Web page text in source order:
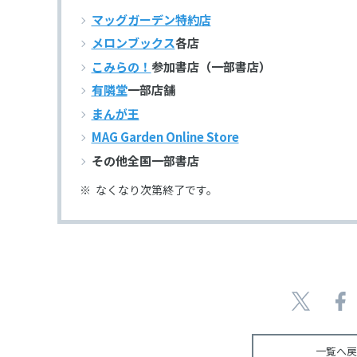
マッグガーデン特約店
メロンブックス各店
こみらの！ 参加書店（一部書店）
有隣堂一部店舗
まんが王
MAG Garden Online Store
その他全国一部書店
なくなり次第終了です。
一覧へ